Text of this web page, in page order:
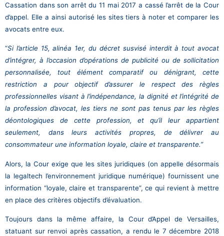
Cassation dans son arrêt du 11 mai 2017 a cassé l’arrêt de la Cour
d’appel. Elle a ainsi autorisé les sites tiers à noter et comparer les
avocats entre eux.
“Si l’article 15, alinéa 1er, du décret susvisé interdit à tout avocat
d’intégrer, à l’occasion d’opérations de publicité ou de sollicitation
personnalisée, tout élément comparatif ou dénigrant, cette
restriction a pour objectif d’assurer le respect des règles
professionnelles visant à l’indépendance, la dignité et l’intégrité de
la profession d’avocat, les tiers ne sont pas tenus par les règles
déontologiques de cette profession, et qu’il leur appartient
seulement, dans leurs activités propres, de délivrer au
consommateur une information loyale, claire et transparente.”
Alors, la Cour exige que les sites juridiques (on appelle désormais
la legaltech l’environnement juridique numérique) fournissent une
information “loyale, claire et transparente”, ce qui revient à mettre
en place des critères objectifs d’évaluation.
Toujours dans la même affaire, la Cour d’Appel de Versailles,
statuant sur renvoi après cassation, a rendu le 7 décembre 2018